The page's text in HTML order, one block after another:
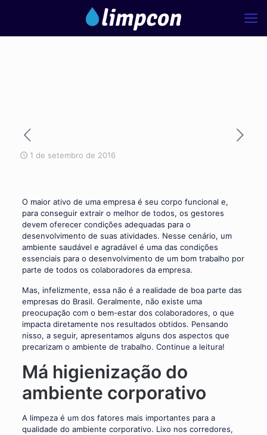
1 de setembro de 2016
O maior ativo de uma empresa é seu corpo funcional e,
para conseguir extrair o melhor de todos, os gestores
devem oferecer condições adequadas para o
desenvolvimento de suas atividades. Nesse cenário, um
ambiente saudável e agradável é uma das condições
essenciais para o desenvolvimento de um bom trabalho por
parte de todos os colaboradores da empresa.
Mas, infelizmente, essa não é a realidade de boa parte das
empresas do Brasil. Geralmente, não existe uma
preocupação com o bem-estar dos colaboradores, o que
impacta diretamente nos resultados obtidos. Pensando
nisso, a seguir, apresentamos alguns dos aspectos que
precarizam o ambiente de trabalho. Continue a leitura!
Má higienização do
ambiente corporativo
A limpeza é um dos fatores mais importantes para a
qualidade do ambiente corporativo. Lixo nos corredores,